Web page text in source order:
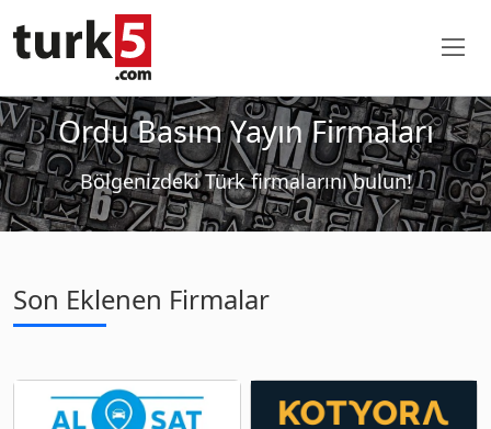
Ordu Basım Yayın Firmaları
Bölgenizdeki Türk firmalarını bulun!
Son Eklenen Firmalar